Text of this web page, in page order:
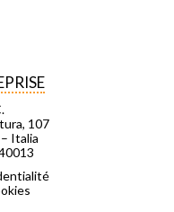
107
Italia